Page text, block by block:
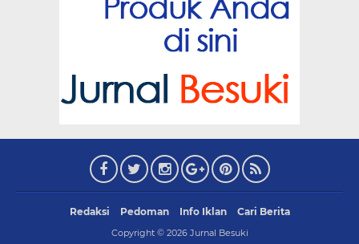
Redaksi Pedoman Info Iklan Cari Berita
Copyright © 2026 Jurnal Besuki